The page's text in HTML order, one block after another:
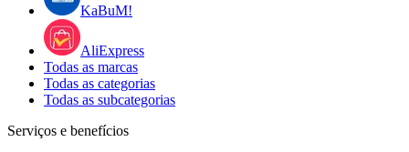
KaBuM!
AliExpress
Todas as marcas
Todas as categorias
Todas as subcategorias
Serviços e benefícios